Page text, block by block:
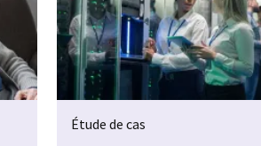
Étude de cas